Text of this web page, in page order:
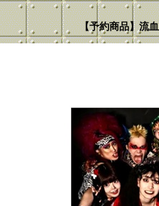
【予約商品】流